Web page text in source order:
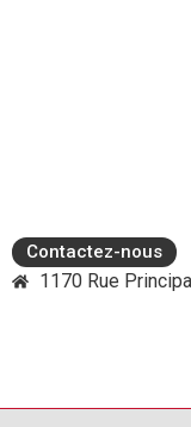
Contactez-nous
1170 Rue